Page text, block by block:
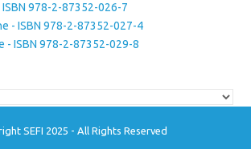
978-2-87352-026-7
- ISBN 978-2-87352-027-4
- ISBN 978-2-87352-029-8
SEFI 2025 - All Rights Reserved